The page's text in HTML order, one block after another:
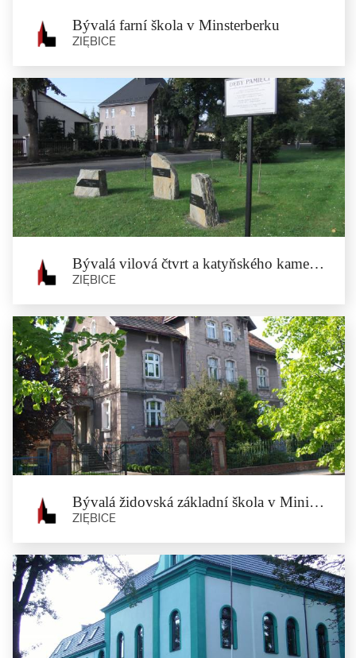
Bývalá farní škola v Minsterberku
ZIĘBICE
Bývalá farní škola v Minsterberku
Ziębice
Budova nejstarší školy ve městě byla postavena v roce 1565, v...
Bývalá vilová čtvrt a katyňského kameny v Ministerberku
ZIĘBICE
Bývalá vilová čtvrt a katyňského
kameny v Ministerberku
Ziębice
Vilová čtvrt byla založena na přelomu 19. a 20. století pro bytové potřeby...
Bývalá židovská základní škola v Ministerberku
ZIĘBICE
Bývalá židovská základní škola v
Ministerberku
Ziębice